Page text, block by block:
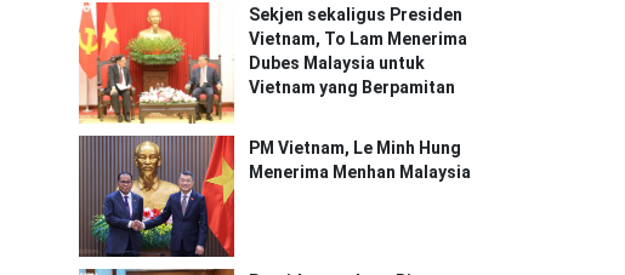
Sekjen sekaligus Presiden
Vietnam, To Lam Menerima
Dubes Malaysia untuk
Vietnam yang Berpamitan
PM Vietnam, Le Minh Hung
Menerima Menhan Malaysia